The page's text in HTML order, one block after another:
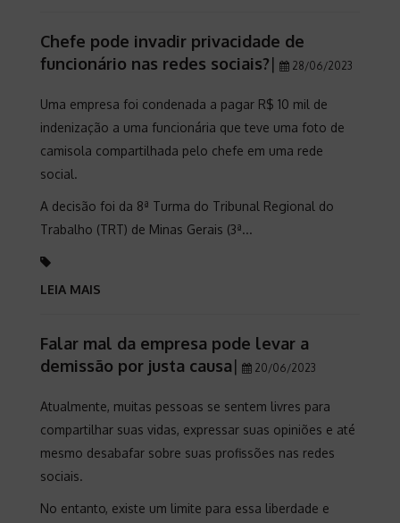
Chefe pode invadir privacidade de
funcionário nas redes sociais?| 28/06/2023
Uma empresa foi condenada a pagar R$ 10 mil de
indenização a uma funcionária que teve uma foto de
camisola compartilhada pelo chefe em uma rede
social.
A decisão foi da 8ª Turma do Tribunal Regional do
Trabalho (TRT) de Minas Gerais (3ª...
LEIA MAIS
Falar mal da empresa pode levar a
demissão por justa causa| 20/06/2023
Atualmente, muitas pessoas se sentem livres para
compartilhar suas vidas, expressar suas opiniões e até
mesmo desabafar sobre suas profissões nas redes
sociais.
No entanto, existe um limite para essa liberdade e